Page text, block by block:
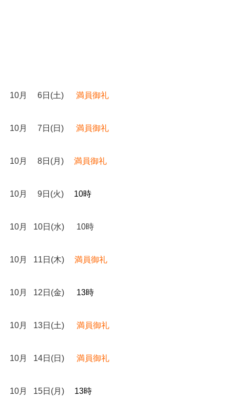
10月 6日(土) 満員御礼
10月 7日(日) 満員御礼
10月 8日(月) 満員御礼
10月 9日(火) 10時
10月 10日(水) 10時
10月 11日(木) 満員御礼
10月 12日(金) 13時
10月 13日(土) 満員御礼
10月 14日(日) 満員御礼
10月 15日(月) 13時